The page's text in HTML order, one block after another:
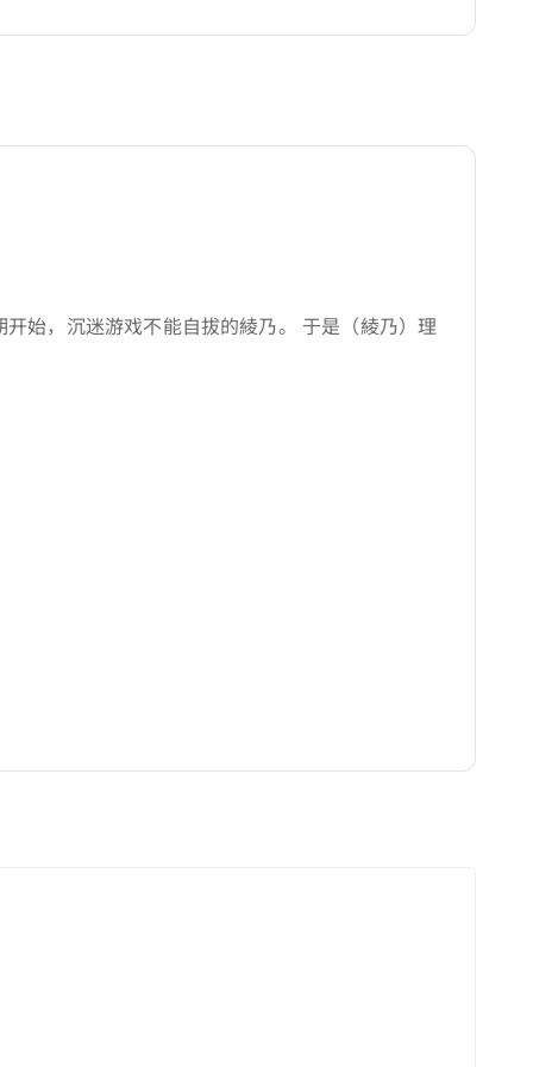
始，沉迷游戏不能自拔的綾乃。 于是（綾乃）理